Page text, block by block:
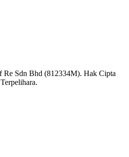
Sdn Bhd (812334M). Hak Cipta
Terpelihara.